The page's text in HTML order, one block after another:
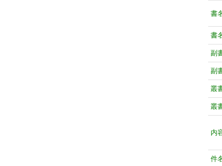
書
書
副
副
叢
叢
内
件